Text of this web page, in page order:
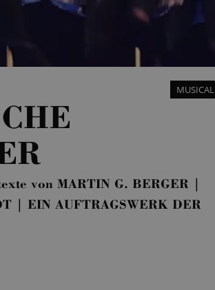
MUSICAL
von MARTIN G. BERGER |
| EIN AUFTRAGSWERK DER